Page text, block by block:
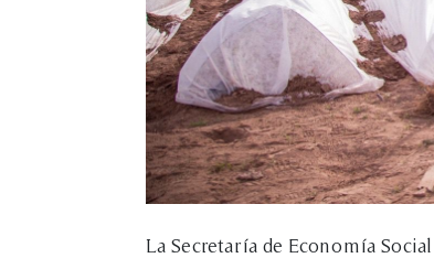
La Secretaría de Economía